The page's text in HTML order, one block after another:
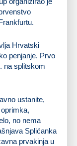
Hrvatski
penjanje. Prvo
na splitskom
ustanite,
no nema
Splićanka
prvakinja u